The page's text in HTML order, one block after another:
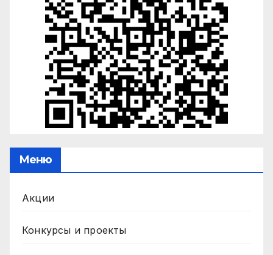
Меню
Акции
Конкурсы и проекты